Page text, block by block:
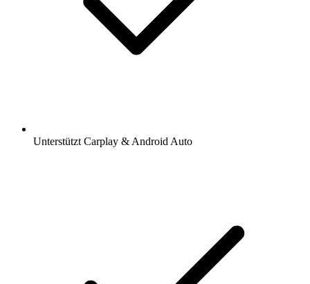
Unterstützt Carplay & Android Auto